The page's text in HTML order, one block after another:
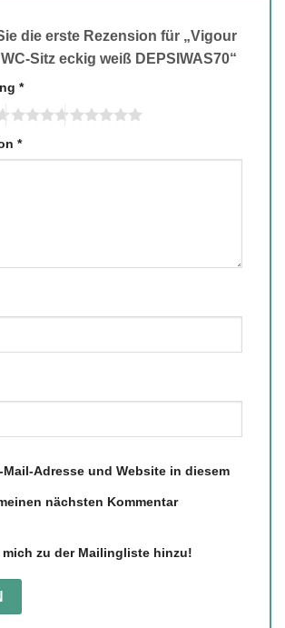
die erste Rezension für „Vigour
Sitz eckig weiß DEPSIWAS70“
*
*
Mail-Adresse und Website in diesem
nächsten Kommentar
zu der Mailingliste hinzu!